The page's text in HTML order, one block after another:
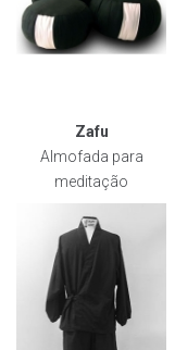
Zafu
Almofada para
meditação